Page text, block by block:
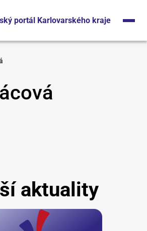
portál Karlovarského kraje
aktuality